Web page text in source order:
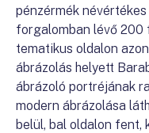
pénzérmék
forgalomban lévő 200
tematikus oldalon
ábrázolás helyett
ábrázoló portréjának
modern ábrázolása
belül, bal oldalon fent,